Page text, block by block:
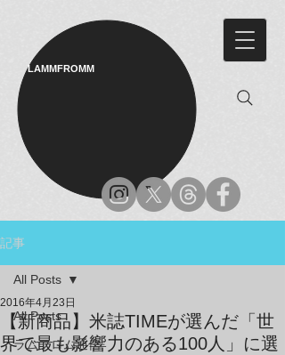
LAMMFROMM​
記事
All Posts
ラムフロム通信
All Posts
【新商品】米誌TIMEが選んだ「世
界で最も影響力のある100人」に選
2016年4月23日